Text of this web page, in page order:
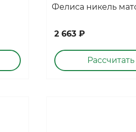
Фелиса никель
2 663 ₽
Рассчитать